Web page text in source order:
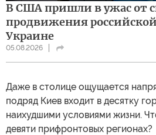
В США пришли в ужас от
продвижения
Украине
05.08.2026
Даже в столице ощущается
подряд Киев входит в десятку
наихудшими условиями жизни.
девяти прифронтовых регионах?